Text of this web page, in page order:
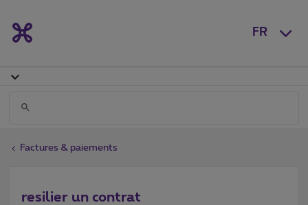
FR
Factures & paiements
resilier un contrat